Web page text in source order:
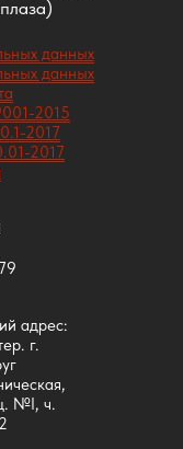
данных
данных
2015
2017
2017
адрес:
г.
№I, ч.